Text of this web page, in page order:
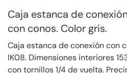
Caja estanca de
con conos. Color gris.
Caja estanca de conexión con
IK08. Dimensiones interiores
con tornillos 1/4 de vuelta.